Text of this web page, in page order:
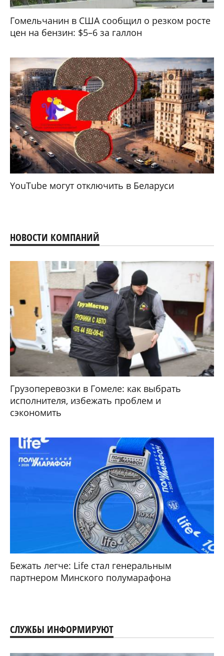
Гомельчанин в США сообщил о резком росте
цен на бензин: $5–6 за галлон
YouTube могут отключить в Беларуси
НОВОСТИ КОМПАНИЙ
Грузоперевозки в Гомеле: как выбрать
исполнителя, избежать проблем и
сэкономить
Бежать легче: Life стал генеральным
партнером Минского полумарафона
СЛУЖБЫ ИНФОРМИРУЮТ